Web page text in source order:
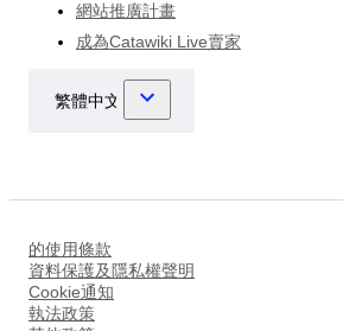
網站推廣計畫
成為Catawiki Live賣家
的使用條款
資料保護及隱私權聲明
Cookie通知
執法政策